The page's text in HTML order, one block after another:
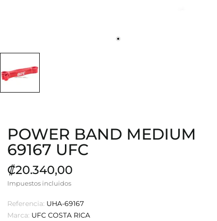
POWER BAND MEDIUM
69167 UFC
₡20.340,00
Impuestos incluidos
Referencia: UHA-69167
Marca: UFC COSTA RICA